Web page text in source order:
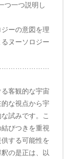
つ一つ説明し
ーの意図を理
ヌーソロジー
客観的な宇宙
な視点から宇
試みです。こ
びつきを重視
する可能性を
の是正は、以